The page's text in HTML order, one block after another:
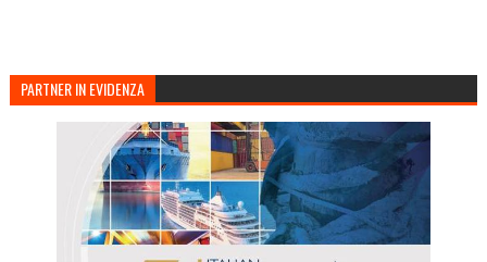
PARTNER IN EVIDENZA